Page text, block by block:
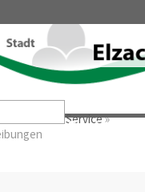
»Service»
Rathaus & Service